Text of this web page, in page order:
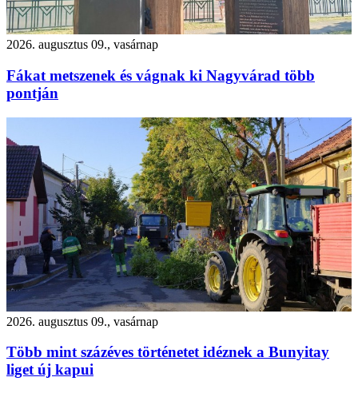
2026. augusztus 09., vasárnap
Fákat metszenek és vágnak ki Nagyvárad több
pontján
2026. augusztus 09., vasárnap
Több mint százéves történetet idéznek a Bunyitay
liget új kapui